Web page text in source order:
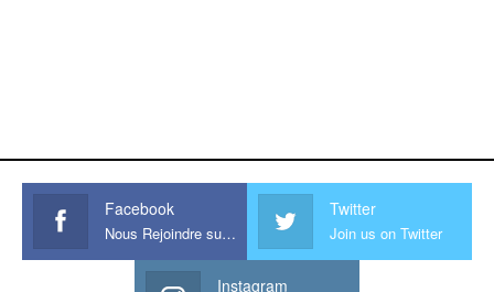
Facebook
Nous Rejoindre sur Facebook
Twitter
Join us on Twitter
Instagram